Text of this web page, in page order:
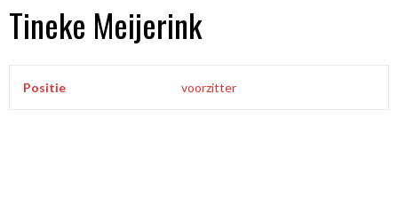
Tineke Meijerink
Positie voorzitter